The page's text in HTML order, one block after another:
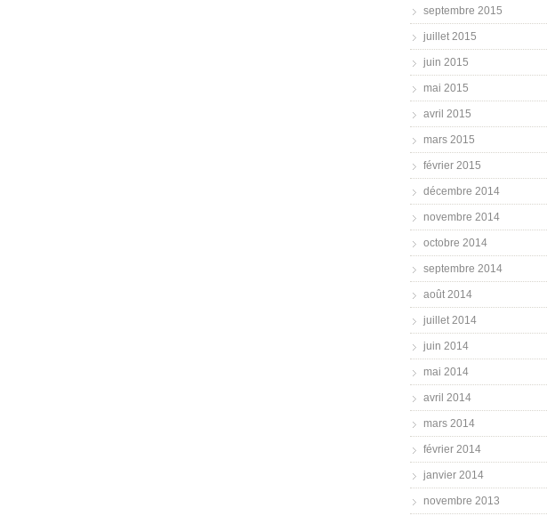
septembre 2015
juillet 2015
juin 2015
mai 2015
avril 2015
mars 2015
février 2015
décembre 2014
novembre 2014
octobre 2014
septembre 2014
août 2014
juillet 2014
juin 2014
mai 2014
avril 2014
mars 2014
février 2014
janvier 2014
novembre 2013